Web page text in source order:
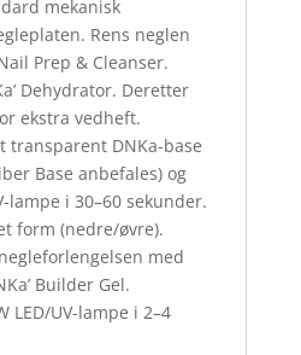
mekanisk
Rens neglen
Prep & Cleanser.
Dehydrator. Deretter
ekstra vedheft.
transparent DNKa-base
Base anbefales) og
lampe i 30–60 sekunder.
form (nedre/øvre).
med
Builder Gel.
LED/UV-lampe i 2–4